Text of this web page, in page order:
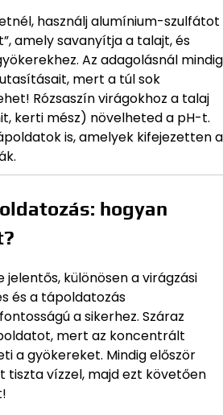
használj alumínium-szulfátot
amely savanyítja a talajt, és
Az adagolásnál mindig
mert a túl sok
Rózsaszín virágokhoz a talaj
kerti mész) növelheted a pH-t.
is, amelyek kifejezetten a
hogyan
különösen a virágzási
és a tápoldatozás
a sikerhez. Száraz
mert az koncentrált
a gyökereket. Mindig először
tiszta vízzel, majd ezt követően